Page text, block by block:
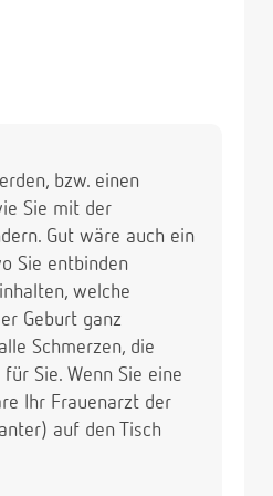
bzw. einen
Sie mit der
Gut wäre auch ein
Sie entbinden
welche
Geburt ganz
Schmerzen, die
Sie. Wenn Sie eine
Ihr Frauenarzt der
auf den Tisch